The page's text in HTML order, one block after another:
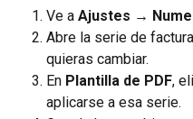
Ve a Ajustes →
Abre la serie de
quieras cambiar.
En Plantilla de PDF,
aplicarse a esa serie.